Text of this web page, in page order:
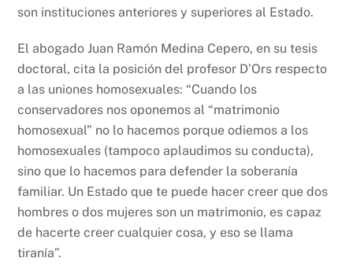
son instituciones anteriores y superiores al Estado.
El abogado Juan Ramón Medina Cepero, en su tesis
doctoral, cita la posición del profesor D’Ors respecto
a las uniones homosexuales: “Cuando los
conservadores nos oponemos al “matrimonio
homosexual” no lo hacemos porque odiemos a los
homosexuales (tampoco aplaudimos su conducta),
sino que lo hacemos para defender la soberanía
familiar. Un Estado que te puede hacer creer que dos
hombres o dos mujeres son un matrimonio, es capaz
de hacerte creer cualquier cosa, y eso se llama
tiranía”.